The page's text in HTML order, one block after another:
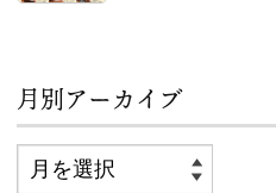
月別アーカイブ